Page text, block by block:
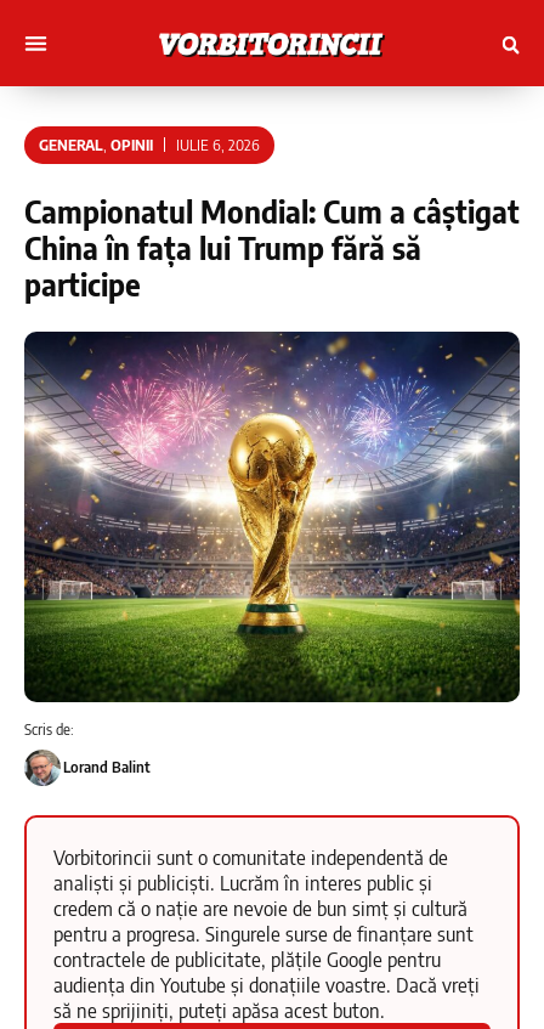
GENERAL ,OPINII IULIE 6, 2026
Campionatul Mondial: Cum a câștigat
China în fața lui Trump fără să
participe
Scris de:
Lorand Balint
Vorbitorincii sunt o comunitate independentă de
analiști și publiciști. Lucrăm în interes public și
credem că o nație are nevoie de bun simț și cultură
pentru a progresa. Singurele surse de finanțare sunt
contractele de publicitate, plățile Google pentru
audiența din Youtube și donațiile voastre. Dacă vreți
să ne sprijiniți, puteți apăsa acest buton.